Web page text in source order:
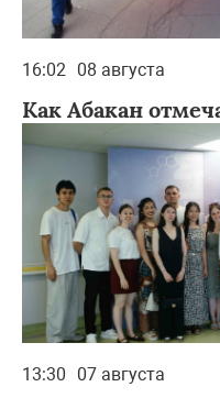
16:02 08 августа
Как Абакан
13:30 07 августа